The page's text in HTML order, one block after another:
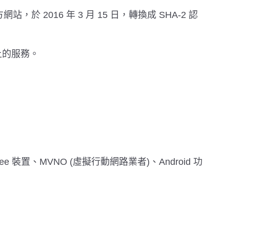
站，於 2016 年 3 月 15 日，轉換成 SHA-2 認
服務。
裝置、MVNO (虛擬行動網路業者)、Android 功